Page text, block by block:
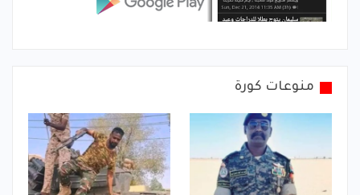
منوعات كورة